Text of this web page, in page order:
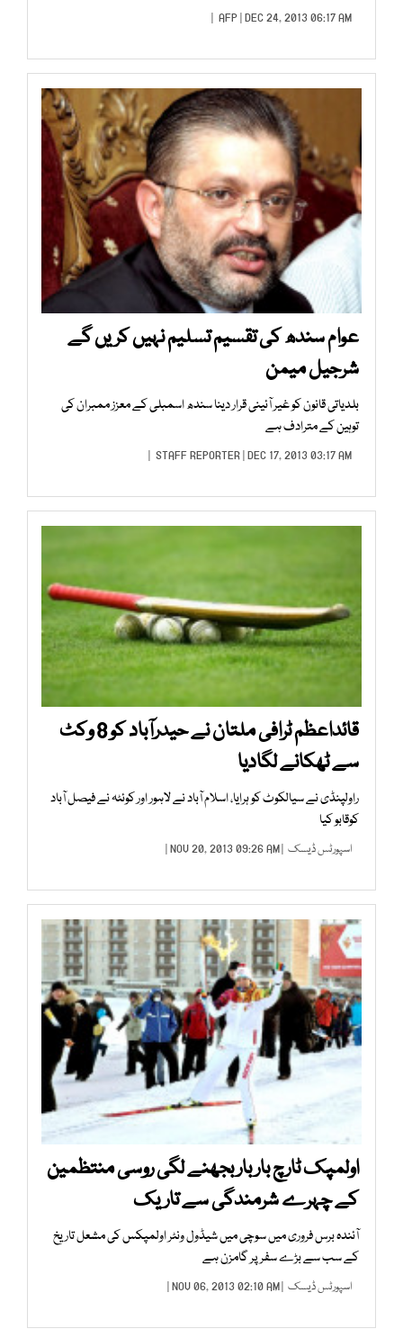
AFP| DEC 24, 2013 06:17 AM |
عوام سندھ کی تقسیم تسلیم نہیں کریں گے
شرجیل میمن
بلدیاتی قانون کو غیر آئینی قرار دینا سندھ اسمبلی کے معزز ممبران کی
توہین کے مترادف ہے
STAFF REPORTER| DEC 17, 2013 03:17 AM |
قائداعظم ٹرافی ملتان نے حیدرآباد کو 8 وکٹ
سے ٹھکانے لگادیا
راولپنڈی نے سیالکوٹ کو ہرایا، اسلام آباد نے لاہور اور کوئٹہ نے فیصل آباد
کوقابو کیا
اسپورٹس ڈیسک
اولمپک ٹارچ بار بار بجھنے لگی روسی منتظمین
کے چہرے شرمندگی سے تاریک
آئندہ برس فروری میں سوچی میں شیڈول ونٹر اولمپکس کی مشعل تاریخ
کے سب سے بڑے سفر پر گامزن ہے
اسپورٹس ڈیسک